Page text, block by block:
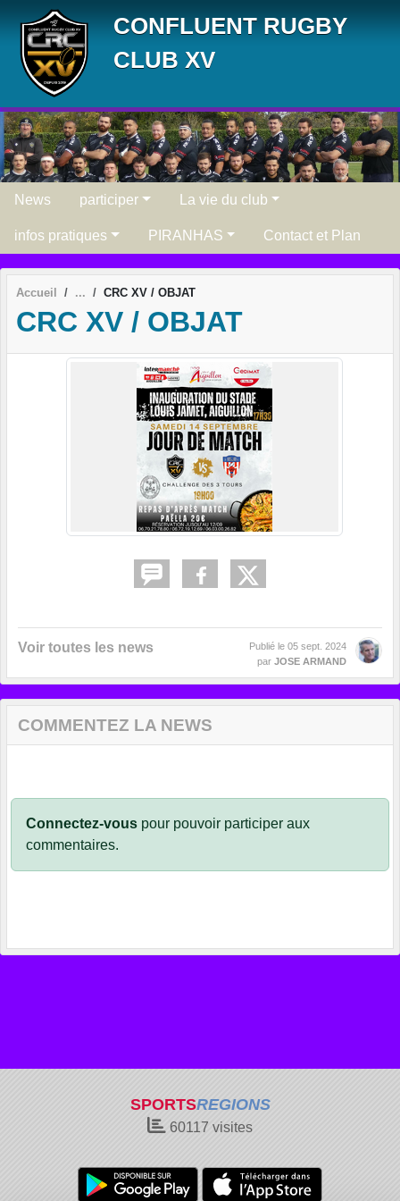
CONFLUENT RUGBY
CLUB XV
News participer La vie du club
infos pratiques PIRANHAS Contact et Plan
Accueil CRC XV / OBJAT
CRC XV / OBJAT
Voir toutes les news Publié le 05 sept. 2024
par JOSE ARMAND
COMMENTEZ LA NEWS
Connectez-vous pour pouvoir participer aux
commentaires.
SPORTSREGIONS
60117 visites
Panneau de gestion des cookies